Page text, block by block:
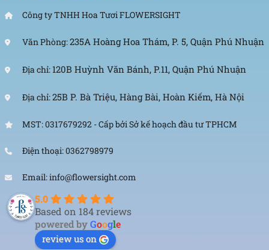
Công ty TNHH Hoa Tươi FLOWERSIGHT
Văn Phòng:235A Hoàng Hoa Thám, P. 5, Quận Phú Nhuận
Địa chỉ: 120B Huỳnh Văn Bánh, P.11, Quận Phú Nhuận
Địa chỉ:25B P. Bà Triệu, Hàng Bài, Hoàn Kiếm, Hà Nội
MST: 0317679292 - Cấp bởi Sở kế hoạch đầu tư TPHCM
Điện thoại: 0362798979
Email: info@flowersight.com
5.0
Based on 184 reviews
powered byGoogle
review us on